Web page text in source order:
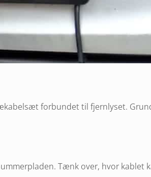
forbundet til fjernlyset.
Tænk over, hvor kablet